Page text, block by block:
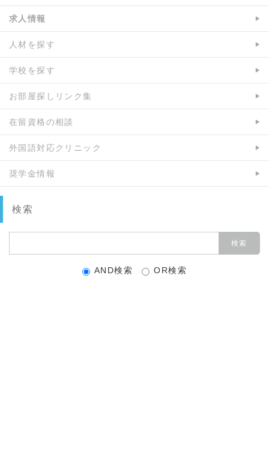
求人情報
人材を探す
学校を探す
お部屋探しリンク集
在留資格の相談
外国語対応クリニック
奨学金情報
検索
AND検索 OR検索